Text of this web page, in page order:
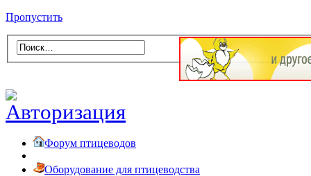
Пропустить
Форум птицеводов
Оборудование для птицеводства